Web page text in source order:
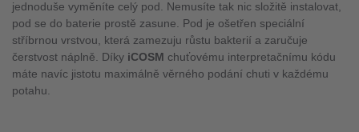
jednoduše vyměníte celý pod. Nemusíte tak nic složitě instalovat,
pod se do baterie prostě zasune. Pod je ošetřen speciální
stříbrnou vrstvou, která zamezuju růstu bakterií a zaručuje
čerstvost náplně. Díky iCOSM chuťovému interpretačnímu kódu
máte navíc jistotu maximálně věrného podání chuti v každému
potahu.